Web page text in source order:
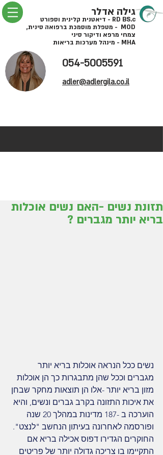
גילה אדלר
RD BS.c - דיאטנית קלינית וספורט
MOD - מטפלת מוסמכת ברפואה סינית,
צמחי מרפא ודיקור סיני
MHA - מינהל מערכות בריאות
054-5005591
adler@adlergila.co.il
תזונת נשים -האם נשים אוכלות
בריא יותר מגברים ?
נשים ככל הנראה אוכלות בריא יותר
מגברים וככל שהן מתבגרות כך הן אוכלות
מזון בריא יותר -אלו הן תוצאות מחקר שבחן
את איכות התזונה בקרב גברים ונשים, והיא
הוערכה ב -187 מדינות במהלך 20 שנה
ופורסמה לאחרונה בעיתון הנחשב "לנצט".
החוקרים הגדירו דפוס אכילה בריא אם
התקיימו בו צריכה גדולה יותר של פריטים